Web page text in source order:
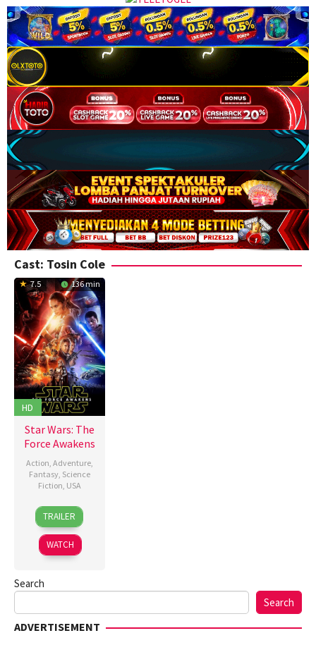
Cast: Tosin Cole
7.5 136 min
HD
Star Wars: The
Force Awakens
Action,Adventure,
Fantasy, Science
Fiction, USA
15
Dec
2015
J.J.
Abrams
TRAILER
WATCH
Search
Search
ADVERTISEMENT